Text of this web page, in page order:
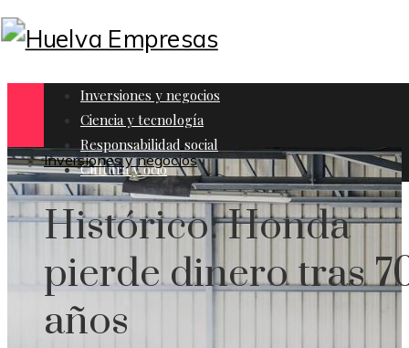
Inversiones y negocios
Ciencia y tecnología
Responsabilidad social
Cultura y ocio
Inversiones y negocios
Histórico: Honda
pierde dinero tras
años